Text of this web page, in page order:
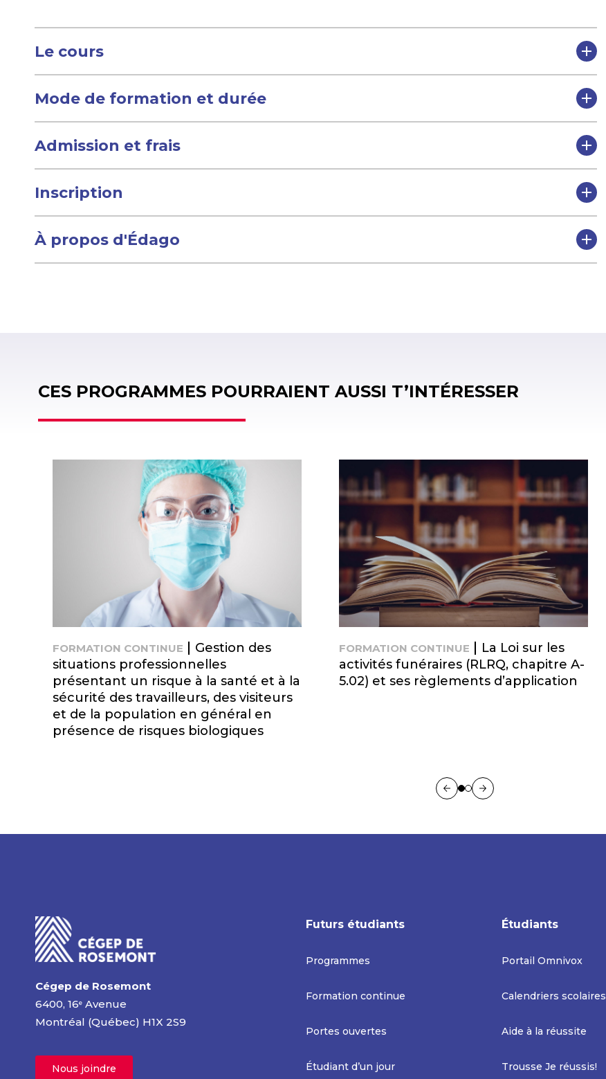
Le cours
Mode de formation et durée
Admission et frais
Inscription
À propos d'Édago
CES PROGRAMMES POURRAIENT AUSSI T’INTÉRESSER
FORMATION CONTINUE
Gestion des
situations professionnelles
présentant un risque à la santé et à la
sécurité des travailleurs, des visiteurs
et de la population en général en
présence de risques biologiques
FORMATION CONTINUE
La Loi sur les
activités funéraires (RLRQ, chapitre A-
5.02) et ses règlements d’application
Cégep de Rosemont
6400, 16e Avenue
Montréal (Québec) H1X 2S9
Nous joindre
Futurs étudiants
Programmes
Formation continue
Portes ouvertes
Étudiant d’un jour
Étudiants
Portail Omnivox
Calendriers scolaires
Aide à la réussite
Trousse Je réussis!